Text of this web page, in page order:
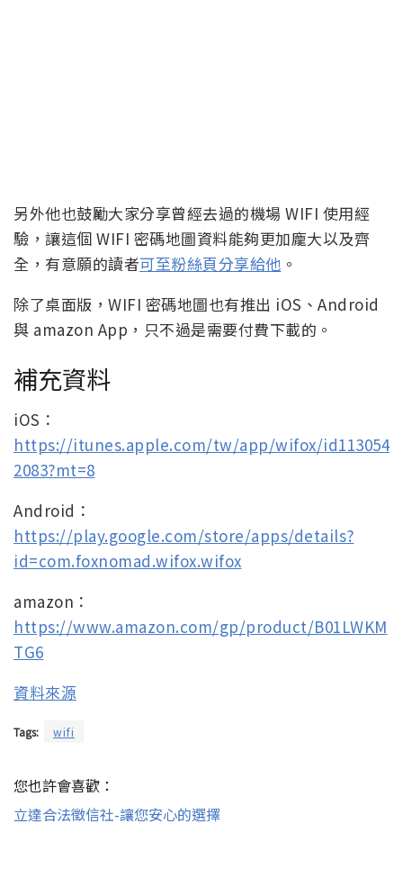
另外他也鼓勵大家分享曾經去過的機場 WIFI 使用經
驗，讓這個 WIFI 密碼地圖資料能夠更加龐大以及齊
全，有意願的讀者可至粉絲頁分享給他 。
除了桌面版，WIFI 密碼地圖也有推出 iOS、Android
與 amazon App，只不過是需要付費下載的。
補充資料
iOS：
https://itunes.apple.com/tw/app/wifox/id113054
2083?mt=8
Android：
https://play.google.com/store/apps/details?
id=com.foxnomad.wifox.wifox
amazon：
https://www.amazon.com/gp/product/B01LWKM
TG6
資料來源
Tags: wifi
您也許會喜歡：
立達合法徵信社-讓您安心的選擇